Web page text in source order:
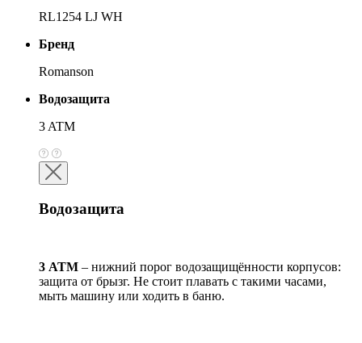
RL1254 LJ WH
Бренд
Romanson
Водозащита
3 ATM
Водозащита
3 АТМ – нижний порог водозащищённости корпусов:
защита от брызг. Не стоит плавать с такими часами,
мыть машину или ходить в баню.